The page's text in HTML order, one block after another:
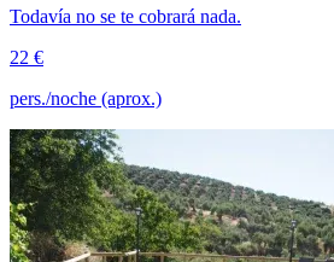
Todavía no se te cobrará nada.
22 €
pers./noche (aprox.)